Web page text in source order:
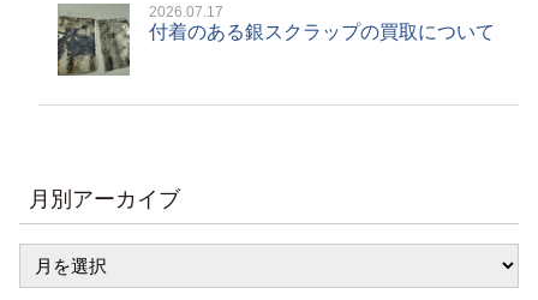
2026.07.17
付着のある銀スクラップの買取について
月別アーカイブ